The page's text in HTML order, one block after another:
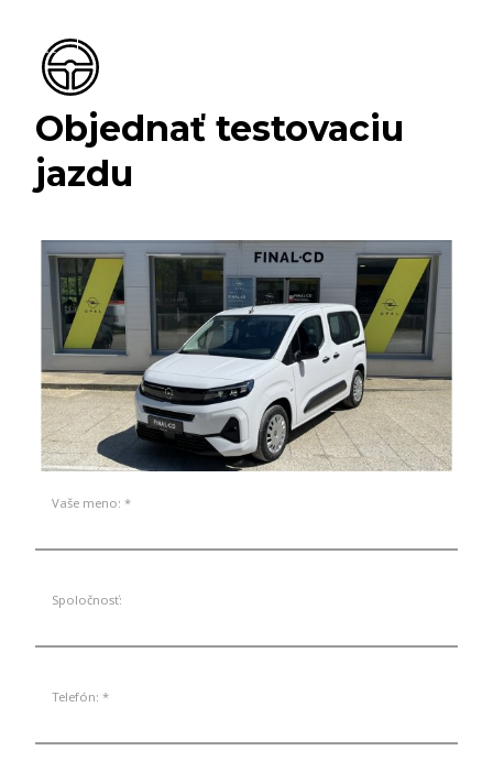
Objednať testovaciu
jazdu
Vaše meno: *
Spoločnosť:
Telefón: *